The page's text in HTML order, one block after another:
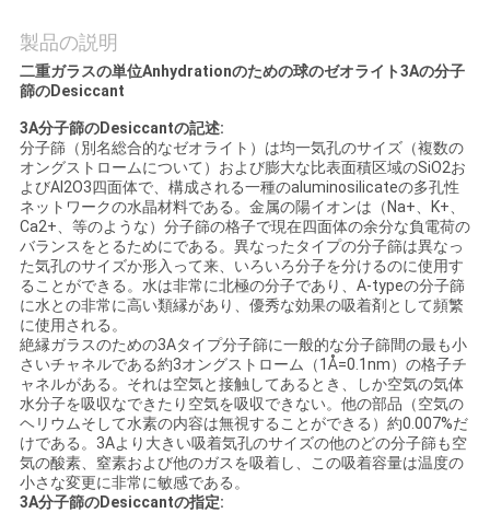
品
質
管
理
お
問
い
合
わ
せ
製品の説明
二重ガラスの単位Anhydrationのための球のゼオライト3Aの分子
篩のDesiccant
3A分子篩のDesiccantの記述:
分子篩（別名総合的なゼオライト）は均一気孔のサイズ（複数の
オングストロームについて）および膨大な比表面積区域のSiO2お
よびAl2O3四面体で、構成される一種のaluminosilicateの多孔性
ネットワークの水晶材料である。金属の陽イオンは（Na+、K+、
Ca2+、等のような）分子篩の格子で現在四面体の余分な負電荷の
バランスをとるためにである。異なったタイプの分子篩は異なっ
た気孔のサイズか形入って来、いろいろ分子を分けるのに使用す
ることができる。水は非常に北極の分子であり、A-typeの分子篩
に水との非常に高い類縁があり、優秀な効果の吸着剤として頻繁
に使用される。
絶縁ガラスのための3Aタイプ分子篩に一般的な分子篩間の最も小
さいチャネルである約3オングストローム（1Å=0.1nm）の格子チ
ャネルがある。それは空気と接触してあるとき、しか空気の気体
水分子を吸収なできたり空気を吸収できない。他の部品（空気の
ヘリウムそして水素の内容は無視することができる）約0.007%だ
けである。3Aより大きい吸着気孔のサイズの他のどの分子篩も空
気の酸素、窒素および他のガスを吸着し、この吸着容量は温度の
小さな変更に非常に敏感である。
3A分子篩のDesiccantの指定: